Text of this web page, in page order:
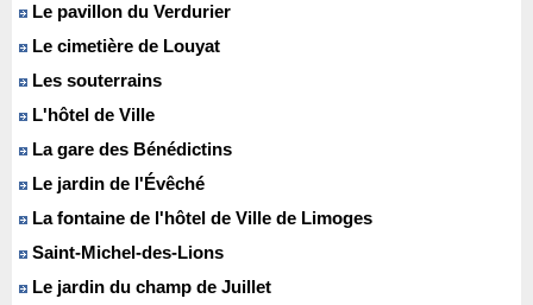
Le pavillon du Verdurier
Le cimetière de Louyat
Les souterrains
L'hôtel de Ville
La gare des Bénédictins
Le jardin de l'Évêché
La fontaine de l'hôtel de Ville de Limoges
Saint-Michel-des-Lions
Le jardin du champ de Juillet